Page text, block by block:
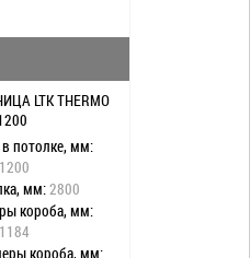
LTK THERMO
потолке, мм:
мм:2800
короба, мм:
короба, мм: